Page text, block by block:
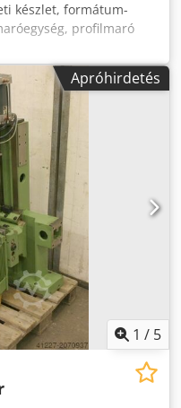
készlet, formátum-
profilmaró
kétvégű
motor, aprító motor,
-HOMAG maró egység :
mindkét
motorok Perske -
Hz -Speed:
szolgáltatásokkal
650/520 / H600 mm
Apróhirdetés
1 / 5